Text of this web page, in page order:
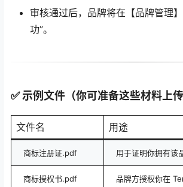
审核通过后，品牌将在【品牌管理
功”。
✅ 示例文件（你可准备这些材料上传
文件名 用途
商标注册证.pdf 用于证明你拥有该
商标授权书.pdf 品牌方授权你在